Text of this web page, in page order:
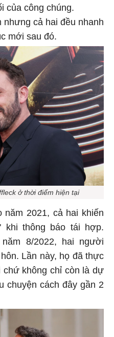
của công chúng.
nhưng cả hai đều nhanh
mới sau đó.
ở thời điểm hiện tại
năm 2021, cả hai khiến
khi thông báo tái hợp.
8/2022, hai người
Lần này, họ đã thực
không chỉ còn là dự
chuyện cách đây gần 2